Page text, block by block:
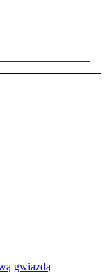
gwiazdą